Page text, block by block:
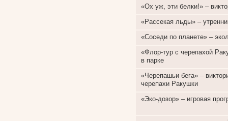
«Ох уж, эти белки!» –
«Рассекая льды» –
«Соседи по планете» –
«Флор-тур с черепахой
в парке
«Черепашьи бега» –
черепахи Ракушки
«Эко-дозор» – игровая